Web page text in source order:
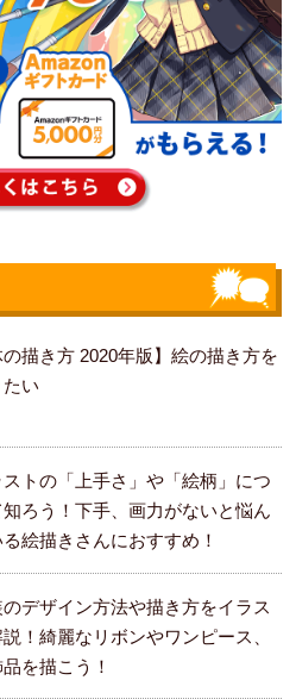
の描き方 2020年版】絵の描き方を
い
ストの「上手さ」や「絵柄」につ
知ろう！下手、画力がないと悩ん
絵描きさんにおすすめ！
のデザイン方法や描き方をイラス
説！綺麗なリボンやワンピース、
を描こう！